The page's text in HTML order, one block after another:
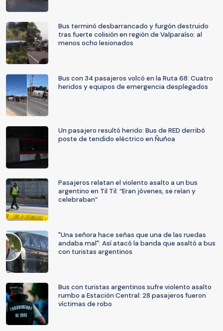
Bus terminó desbarrancado y furgón destruido
tras fuerte colisión en región de Valparaíso: al
menos ocho lesionados
Bus con 34 pasajeros volcó en la Ruta 68: Cuatro
heridos y equipos de emergencia desplegados
Un pasajero resultó herido: Bus de RED derribó
poste de tendido eléctrico en Ñuñoa
Pasajeros relatan el violento asalto a un bus
argentino en Til Til: “Eran jóvenes, se reían y
celebraban”
"Una señora hace señas que una de las ruedas
andaba mal": Así atacó la banda que asaltó a bus
con turistas argentinos
Bus con turistas argentinos sufre violento asalto
rumbo a Estación Central: 28 pasajeros fueron
víctimas de robo